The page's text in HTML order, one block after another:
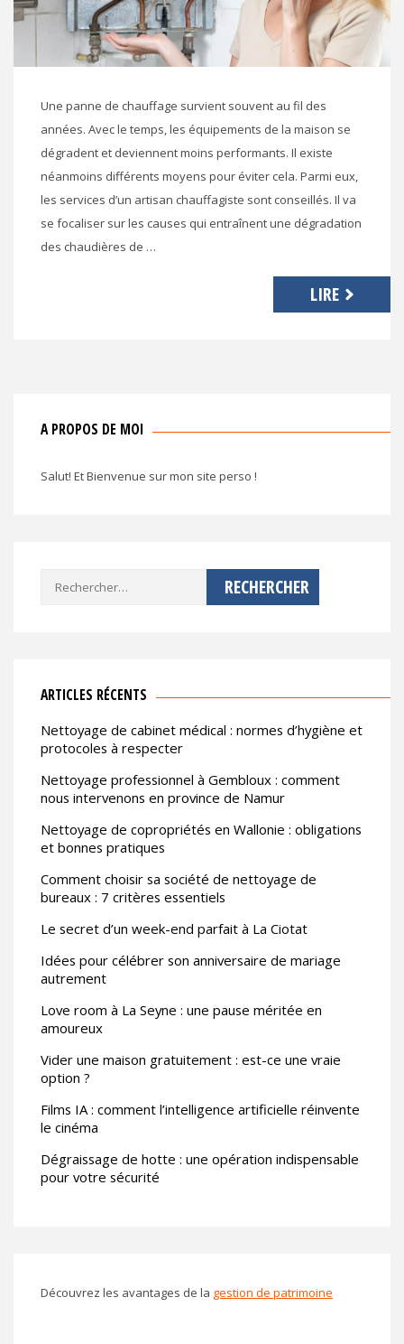
Une panne de chauffage survient souvent au fil des
années. Avec le temps, les équipements de la maison se
dégradent et deviennent moins performants. Il existe
néanmoins différents moyens pour éviter cela. Parmi eux,
les services d’un artisan chauffagiste sont conseillés. Il va
se focaliser sur les causes qui entraînent une dégradation
des chaudières de …
LIRE
A PROPOS DE MOI
Salut! Et Bienvenue sur mon site perso !
Rechercher :
ARTICLES RÉCENTS
Nettoyage de cabinet médical : normes d’hygiène et
protocoles à respecter
Nettoyage professionnel à Gembloux : comment
nous intervenons en province de Namur
Nettoyage de copropriétés en Wallonie : obligations
et bonnes pratiques
Comment choisir sa société de nettoyage de
bureaux : 7 critères essentiels
Le secret d’un week-end parfait à La Ciotat
Idées pour célébrer son anniversaire de mariage
autrement
Love room à La Seyne : une pause méritée en
amoureux
Vider une maison gratuitement : est-ce une vraie
option ?
Films IA : comment l’intelligence artificielle réinvente
le cinéma
Dégraissage de hotte : une opération indispensable
pour votre sécurité
Découvrez les avantages de la gestion de patrimoine